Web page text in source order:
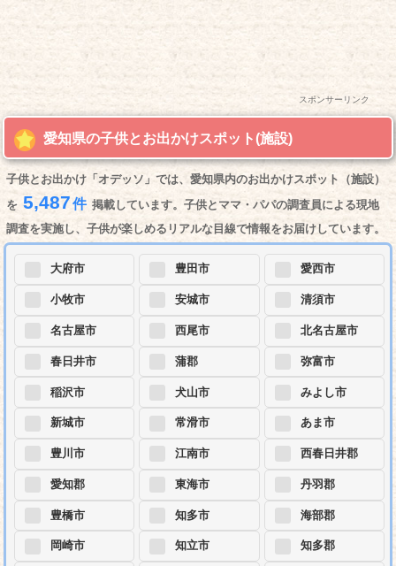
スポンサーリンク
愛知県の子供とお出かけスポット(施設)
子供とお出かけ「オデッソ」では、愛知県内のお出かけスポット（施設）
を 5,487件 掲載しています。子供とママ・パパの調査員による現地
調査を実施し、子供が楽しめるリアルな目線で情報をお届けしています。
大府市
小牧市
名古屋市
春日井市
稲沢市
新城市
豊川市
愛知郡
豊橋市
岡崎市
豊田市
安城市
西尾市
蒲郡
犬山市
常滑市
江南市
東海市
知多市
知立市
愛西市
清須市
北名古屋市
弥富市
みよし市
あま市
西春日井郡
丹羽郡
海部郡
知多郡